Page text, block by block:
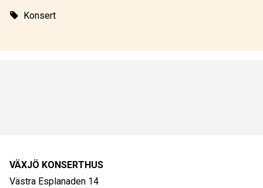
Konsert
VÄXJÖ KONSERTHUS
Västra Esplanaden 14